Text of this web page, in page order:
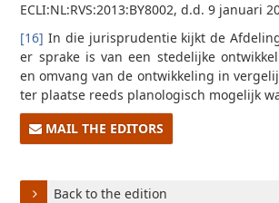
ECLI:NL:RVS:2013:BY8002, d.d. 9 januari
[16] In die jurisprudentie kijkt de
er sprake is van een stedelijke
en omvang van de ontwikkeling in
ter plaatse reeds planologisch mogelijk
MAIL THE EDITORS
Back to the edition